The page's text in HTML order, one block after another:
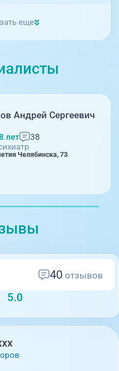
еще
Андрей Сергеевич
лет
38
Челябинска, 73
40отзывов
5.0